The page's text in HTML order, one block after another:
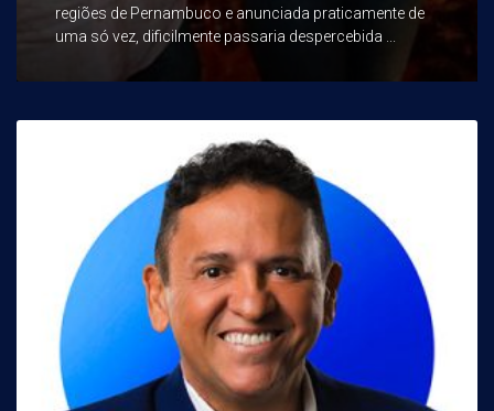
regiões de Pernambuco e anunciada praticamente de
uma só vez, dificilmente passaria despercebida ...